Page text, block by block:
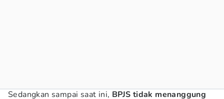
Sedangkan sampai saat ini, BPJS tidak menanggung